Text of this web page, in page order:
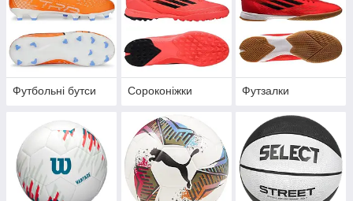
Футбольні бутси Сороконіжки Футзалки